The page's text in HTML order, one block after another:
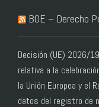
BOE – Derecho
Decisión (UE) 2026/
relativa a la
la Unión Europea y el
datos del registro de